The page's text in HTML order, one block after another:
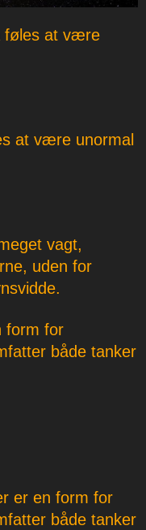
føles at være
at være unormal
vagt,
uden for
form for
både tanker
er en form for
både tanker